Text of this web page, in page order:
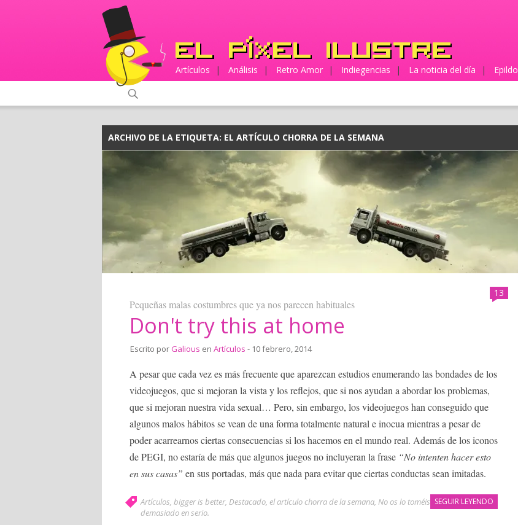
Artículos | Análisis | Retro Amor | Indiegencias | La noticia del día |
ARCHIVO DE LA ETIQUETA: EL ARTÍCULO CHORRA DE LA SEMANA
13
Pequeñas malas costumbres que ya nos parecen habituales
Don't try this at home
Escrito por Galious en Artículos - 10 febrero, 2014
A pesar que cada vez es más frecuente que aparezcan estudios enumerando las bondades de los
videojuegos, que si mejoran la vista y los reflejos, que si nos ayudan a abordar los problemas,
que si mejoran nuestra vida sexual… Pero, sin embargo, los videojuegos han conseguido que
algunos malos hábitos se vean de una forma totalmente natural e inocua mientras a pesar de
poder acarrearnos ciertas consecuencias si los hacemos en el mundo real. Además de los iconos
de PEGI, no estaría de más que algunos juegos no incluyeran la frase “No intenten hacer esto
en sus casas” en sus portadas, más que nada para evitar que ciertas conductas sean imitadas.
SEGUIR LEYENDO
Artículos, bigger is better, Destacado, el artículo chorra de la semana, No os lo toméis
demasiado en serio.